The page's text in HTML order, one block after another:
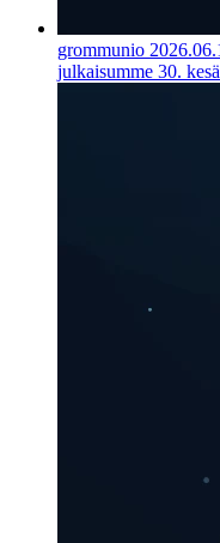
grommunio
julkaisumme 30.